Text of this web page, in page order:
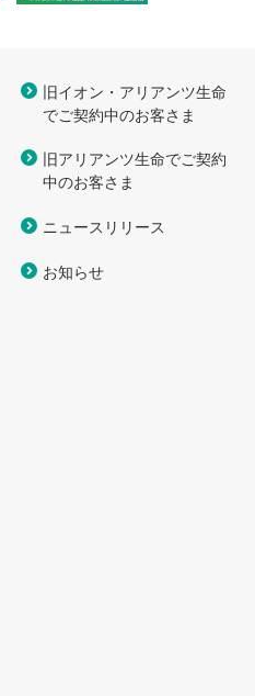
旧イオン・アリアンツ生命
でご契約中のお客さま
旧アリアンツ生命でご契約
中のお客さま
ニュースリリース
お知らせ